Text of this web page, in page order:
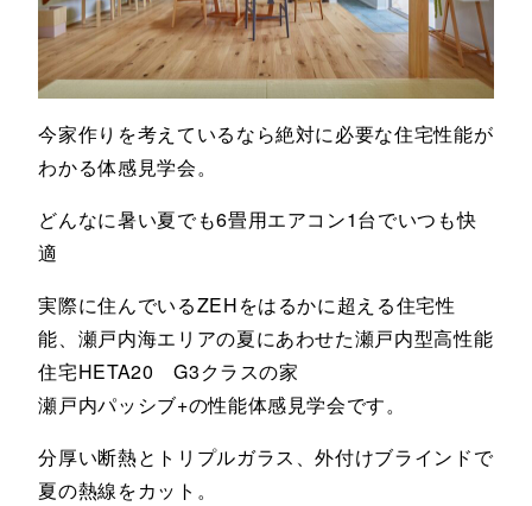
今家作りを考えているなら絶対に必要な住宅性能が
わかる体感見学会。
どんなに暑い夏でも6畳用エアコン1台でいつも快
適
実際に住んでいるZEHをはるかに超える住宅性
能、瀬戸内海エリアの夏にあわせた瀬戸内型高性能
住宅HETA20 G3クラスの家
瀬戸内パッシブ+の性能体感見学会です。
分厚い断熱とトリプルガラス、外付けブラインドで
夏の熱線をカット。